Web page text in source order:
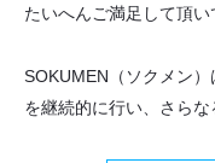
たいへんご満足して頂い
SOKUMEN（ソクメン）
を継続的に行い、さらな